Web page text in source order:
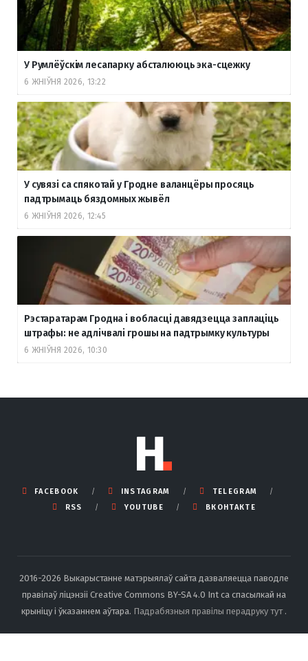
У Румлёўскім лесапарку абсталююць эка-сцежку
6 ЖНІЎНЯ 2026, 13:22
У сувязі са спякотай у Гродне валанцёры просяць
падтрымаць бяздомных жывёл
6 ЖНІЎНЯ 2026, 12:45
Рэстаратарам Гродна і вобласці давядзецца заплаціць
штрафы: не адлічвалі грошы на падтрымку культуры
6 ЖНІЎНЯ 2026, 10:30
FACEBOOK INSTAGRAM
TELEGRAM
RSS
YOUTUBE ВКОНТАКТЕ
2016-2026 Выкарыстанне матэрыялаў сайта дазваляецца паводле
правілаў ліцэнзіі Creative Commons BY-SA 4.0 Int са спасылкай на
крыніцу і ўказаннем аўтара. Падрабязныя правілы перадруку тут .